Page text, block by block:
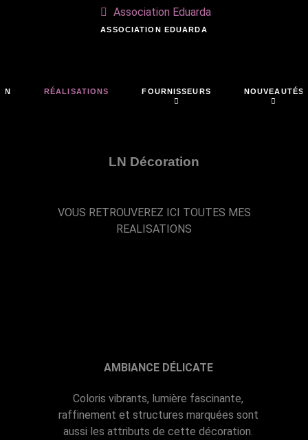
Association Eduarda
ASSOCIATION EDUARDA
RÉALISATIONS FOURNISSEURS NOUVEAUTÉS
LN Décoration
VOUS RETROUVEREZ ICI TOUTES MES
REALISATIONS
AMBIANCE DÉLICATE
Coloris vibrants, lumière fascinante,
raffinement et structures marquées sont
aussi les attributs de cette décoration.